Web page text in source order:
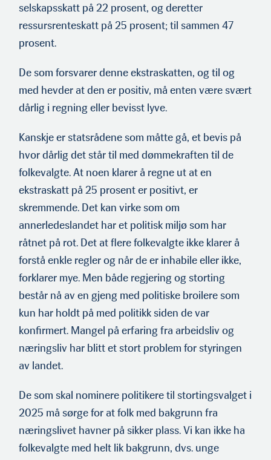
selskapsskatt på 22 prosent, og deretter
ressursrenteskatt på 25 prosent; til sammen 47
prosent.
De som forsvarer denne ekstraskatten, og til og
med hevder at den er positiv, må enten være svært
dårlig i regning eller bevisst lyve.
Kanskje er statsrådene som måtte gå, et bevis på
hvor dårlig det står til med dømmekraften til de
folkevalgte. At noen klarer å regne ut at en
ekstraskatt på 25 prosent er positivt, er
skremmende. Det kan virke som om
annerledeslandet har et politisk miljø som har
råtnet på rot. Det at flere folkevalgte ikke klarer å
forstå enkle regler og når de er inhabile eller ikke,
forklarer mye. Men både regjering og storting
består nå av en gjeng med politiske broilere som
kun har holdt på med politikk siden de var
konfirmert. Mangel på erfaring fra arbeidsliv og
næringsliv har blitt et stort problem for styringen
av landet.
De som skal nominere politikere til stortingsvalget i
2025 må sørge for at folk med bakgrunn fra
næringslivet havner på sikker plass. Vi kan ikke ha
folkevalgte med helt lik bakgrunn, dvs. unge